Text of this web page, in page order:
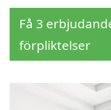
Få 3
förpliktelser